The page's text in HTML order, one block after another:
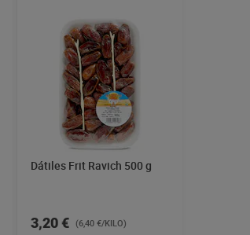
Dátiles Frit Ravich 500 g
3,20 € (6,40 €/KILO)